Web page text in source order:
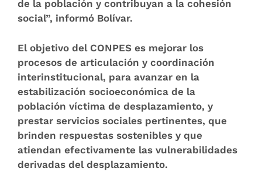
de la población y contribuyan a la cohesión
social”, informó Bolívar.
El objetivo del CONPES es mejorar los
procesos de articulación y coordinación
interinstitucional, para avanzar en la
estabilización socioeconómica de la
población víctima de desplazamiento, y
prestar servicios sociales pertinentes, que
brinden respuestas sostenibles y que
atiendan efectivamente las vulnerabilidades
derivadas del desplazamiento.